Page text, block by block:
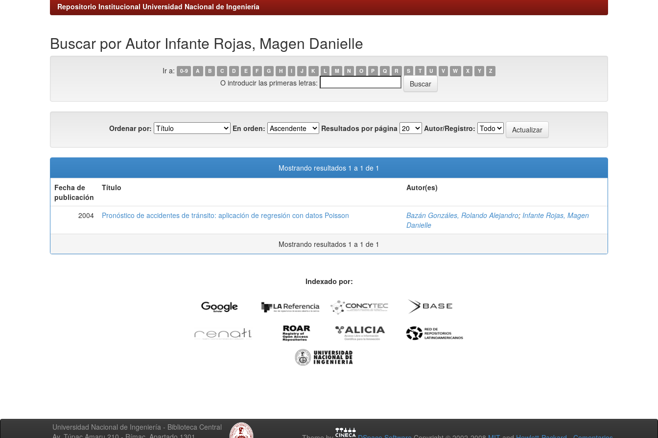
Repositorio Institucional Universidad Nacional de Ingeniería
Buscar por Autor Infante Rojas, Magen Danielle
Ir a: 0-9 A B C D E F G H I J K L M N O P Q R S T U V W X Y Z
O introducir las primeras letras:
Ordenar por: En orden: Resultados por página Autor/Registro:
Mostrando resultados 1 a 1 de 1
Fecha de
publicación
Título Autor(es)
2004 Pronóstico de accidentes de tránsito: aplicación de regresión con datos Poisson Bazán Gonzáles, Rolando Alejandro; Infante Rojas, Magen
Danielle
Mostrando resultados 1 a 1 de 1
Indexado por:
Universidad Nacional de Ingeniería - Biblioteca Central